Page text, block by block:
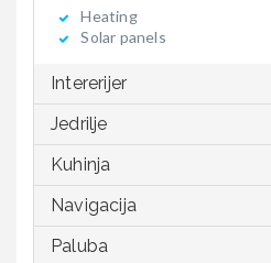
Heating
Solar panels
Intererijer
Jedrilje
Kuhinja
Navigacija
Paluba